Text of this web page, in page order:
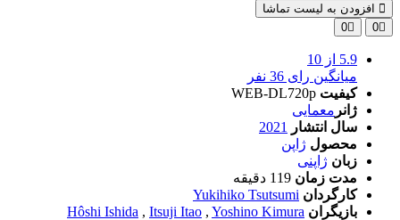
افزودن به لیست تماشا
0
0
5.9 از 10
میانگین رای 36 نفر
کیفیت WEB-DL720p
ژانر معمایی
سال انتشار
2021
محصول ژاپن
زبان ژاپنی
مدت زمان 119 دقیقه
کارگردان Yukihiko Tsutsumi
بازیگران
Hôshi Ishida , Itsuji Itao , Yoshino Kimura